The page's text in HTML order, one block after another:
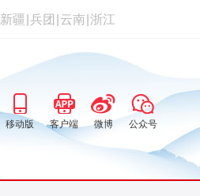
新疆 兵团 云南 浙江
移动版 客户端 微博 公众号